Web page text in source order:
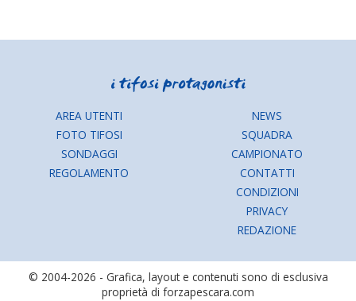
AREA UTENTI
FOTO TIFOSI
SONDAGGI
REGOLAMENTO
NEWS
SQUADRA
CAMPIONATO
CONTATTI
CONDIZIONI
PRIVACY
REDAZIONE
© 2004-2026 - Grafica, layout e contenuti sono di esclusiva
proprietà di forzapescara.com